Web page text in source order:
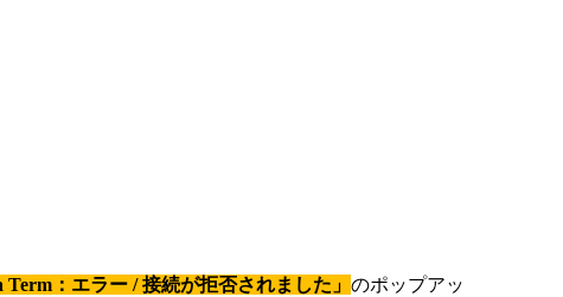
Term：エラー / 接続が拒否されました」 のポップアッ